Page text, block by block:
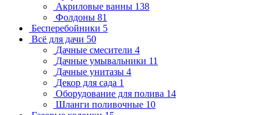
Акриловые ванны 138
Фолдоны 81
Бесперебойники 5
Всё для дачи 50
Дачные смесители 4
Дачные умывальники 11
Дачные унитазы 4
Декор для сада 1
Оборудование для полива 14
Шланги поливочные 10